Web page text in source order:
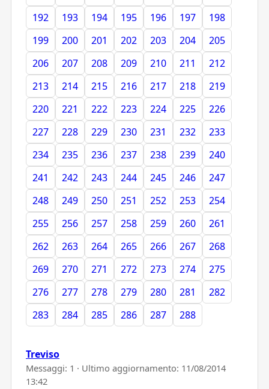
192
193 194 195 196 197
198
199
200 201 202 203 204
205
206
207 208 209 210 211
212
213
214 215 216 217 218
219
220
221 222 223 224 225
226
227
228 229 230 231 232
233
234
235 236 237 238 239
240
241
242 243 244 245 246
247
248
249 250 251 252 253
254
255
256 257 258 259 260
261
262
263 264 265 266 267
268
269
270 271 272 273 274
275
276
277 278 279 280 281
282
283
284 285 286 287 288
Treviso
Messaggi: 1 · Ultimo aggiornamento: 11/08/2014
13:42